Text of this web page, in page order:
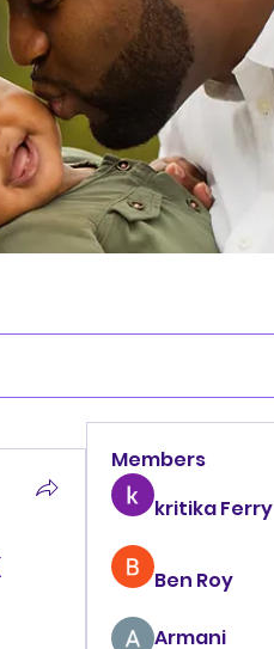
Members
kritika Ferry
Ben Roy
Armani